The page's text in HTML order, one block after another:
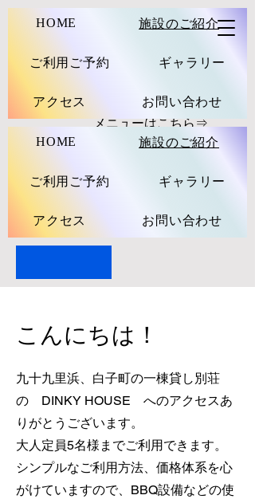
​ メニューはこちら⇒
HOME 施設のご紹介
ご利用ご予約 ギャラリー
アクセス お問い合わせ
HOME 施設のご紹介
ご利用ご予約 ギャラリー
アクセス お問い合わせ
こんにちは！
九十九里浜、白子町の一棟貸し別荘
の DINKY HOUSE へのアクセスあ
りがとうございます。
大人定員5名様までご利用できます。
シンプルなご利用方法、価格体系を心
がけていますので、BBQ設備などの使